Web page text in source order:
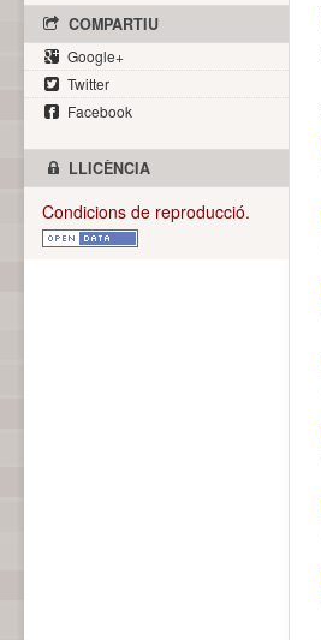
COMPARTIU
Google+
Twitter
Facebook
LLICÈNCIA
Condicions de reproducció.